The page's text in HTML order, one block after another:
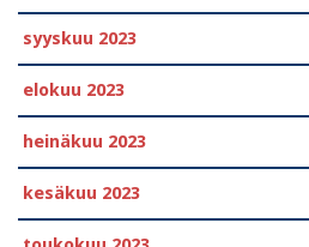
syyskuu 2023
elokuu 2023
heinäkuu 2023
kesäkuu 2023